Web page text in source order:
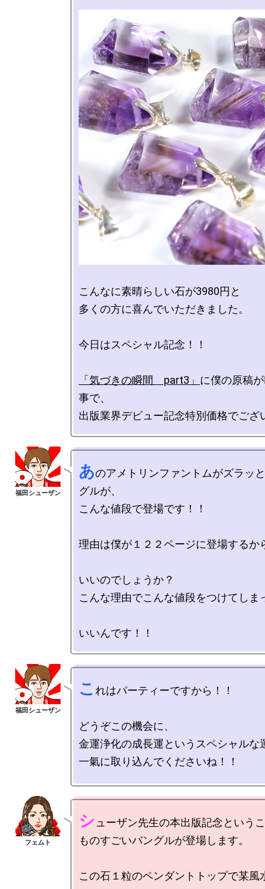
こんなに素晴らしい石が3980円と
多くの方に喜んでいただきました。
今日はスペシャル記念！！
「気づきの瞬間　part3」 に僕の原稿
事で、
あのアメトリンファントムがズラッ
グルが、
こんな値段で登場です！！
理由は僕が１２２ページに登場するか
いいのでしょうか？
こんな理由でこんな値段をつけてしま
こ れはパーティーですから！！
どうぞこの機会に、
金運浄化の成長運というスペシャルな
一氣に取り込んでくださいね！！
シ ューザン先生の本出版記念という
ものすごいバングルが登場します。
この石１粒のペンダントトップで某風